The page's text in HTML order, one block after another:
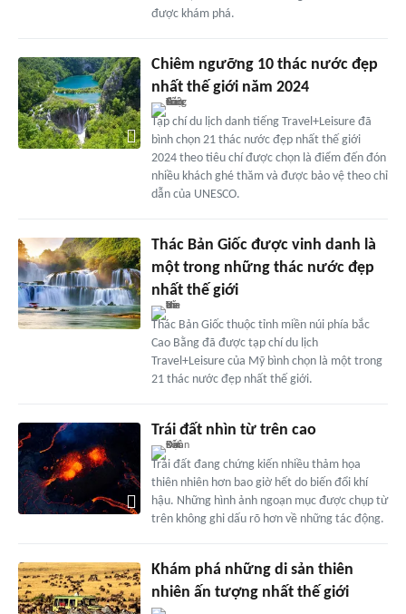
được khám phá.
Chiêm ngưỡng 10 thác nước đẹp
nhất thế giới năm 2024
Tạp chí du lịch danh tiếng Travel+Leisure đã
bình chọn 21 thác nước đẹp nhất thế giới
2024 theo tiêu chí được chọn là điểm đến đón
nhiều khách ghé thăm và được bảo vệ theo chỉ
dẫn của UNESCO.
Thác Bản Giốc được vinh danh là
một trong những thác nước đẹp
nhất thế giới
Thác Bản Giốc thuộc tỉnh miền núi phía bắc
Cao Bằng đã được tạp chí du lịch
Travel+Leisure của Mỹ bình chọn là một trong
21 thác nước đẹp nhất thế giới.
Trái đất nhìn từ trên cao
Trái đất đang chứng kiến nhiều thảm họa
thiên nhiên hơn bao giờ hết do biến đổi khí
hậu. Những hình ảnh ngoạn mục được chụp từ
trên không ghi dấu rõ hơn về những tác động.
Khám phá những di sản thiên
nhiên ấn tượng nhất thế giới